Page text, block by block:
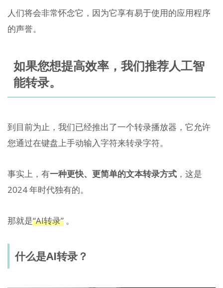
人们将会非常怀念它，因为它享有易于使用的应用程序
的声誉。
如果您想提高效率，我们推荐人工智
能转录。
到目前为止，我们已经推出了一个转录播放器，它允许
您通过在键盘上手动输入字符来转录字符。
事实上，有一种更快、更简单的文本转录方式 ，这是
2024 年时代独有的。
那就是“AI转录” 。
什么是AI转录？